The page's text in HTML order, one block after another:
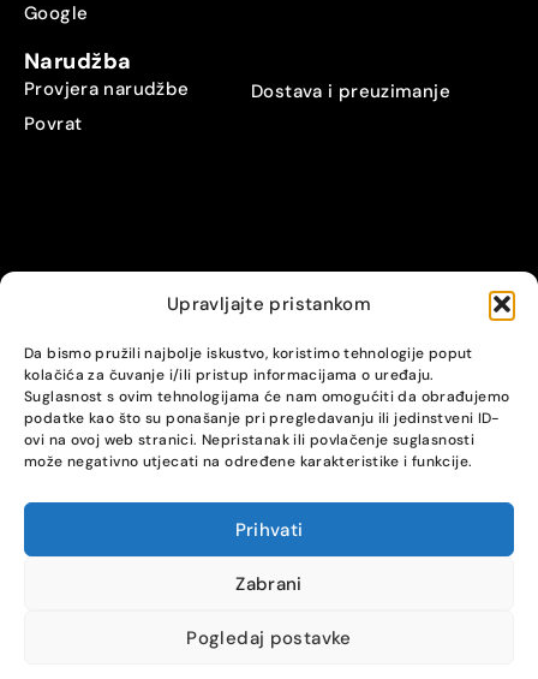
Upravljajte pristankom
Da bismo pružili najbolje iskustvo, koristimo tehnologije poput
kolačića za čuvanje i/ili pristup informacijama o uređaju.
Suglasnost s ovim tehnologijama će nam omogućiti da obrađujemo
podatke kao što su ponašanje pri pregledavanju ili jedinstveni ID-
ovi na ovoj web stranici. Nepristanak ili povlačenje suglasnosti
može negativno utjecati na određene karakteristike i funkcije.
Prihvati
Zabrani
Pogledaj postavke
Google
Narudžba
Provjera narudžbe
Dostava i preuzimanje
Povrat
© Alpha servis. All Rights Reserved.
COMPARE (0)